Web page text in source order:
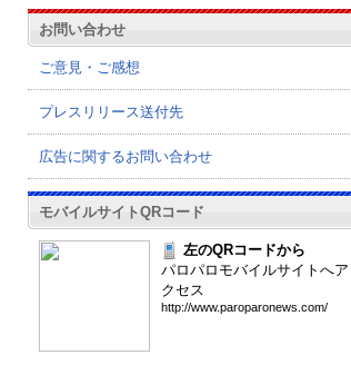
お問い合わせ
ご意見・ご感想
プレスリリース送付先
広告に関するお問い合わせ
モバイルサイトQRコード
左のQRコードから
パロパロモバイルサイトへア
クセス
http://www.paroparonews. com/